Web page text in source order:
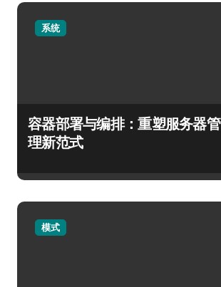
系统
容器部署与编排：重塑服务器管
理新范式
模式